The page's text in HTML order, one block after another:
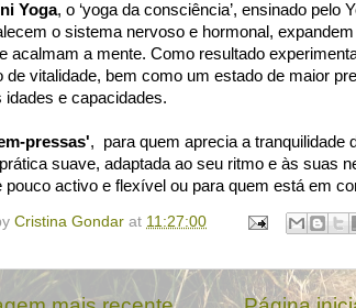
Yoga, o ‘yoga da consciência’, ensinado pelo
o sistema nervoso e hormonal,
acalmam a mente. Como resultado
de vitalidade, bem como um estado de maior
idades e capacidades.
pressas', para quem aprecia a tranquilidade
suave, adaptada ao seu ritmo e às suas
pouco activo e flexível ou para quem está em
Cristina Gondar at 11:27:00